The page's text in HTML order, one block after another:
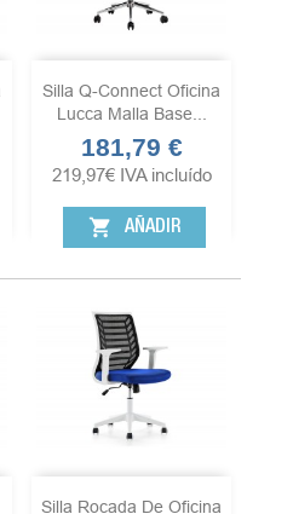
Silla Q-Connect Oficina
Lucca Malla Base...
Precio
181,79 €
219,97€ IVA incluído
shopping_cart AÑADIR
Silla Rocada De Oficina